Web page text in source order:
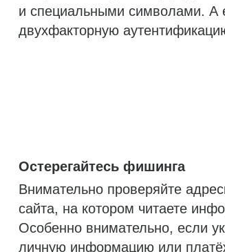
и специальными символами. А
двухфакторную
Остерегайтесь фишинга
Внимательно проверяйте
сайта, на котором читаете
Особенно внимательно, если
личную информацию или